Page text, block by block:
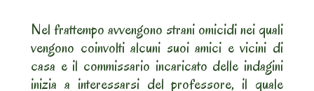
Nel frattempo avvengono strani omicidi nei quali
vengono coinvolti alcuni suoi amici e vicini di
casa e il commissario incaricato delle indagini
inizia a interessarsi del professore, il quale